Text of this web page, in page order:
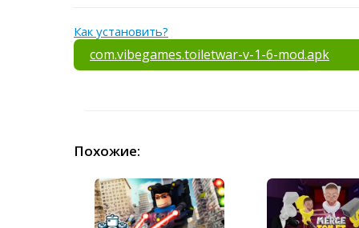
Как установить?
com.vibegames.toiletwar-v-1-6-mod.apk
Похожие: